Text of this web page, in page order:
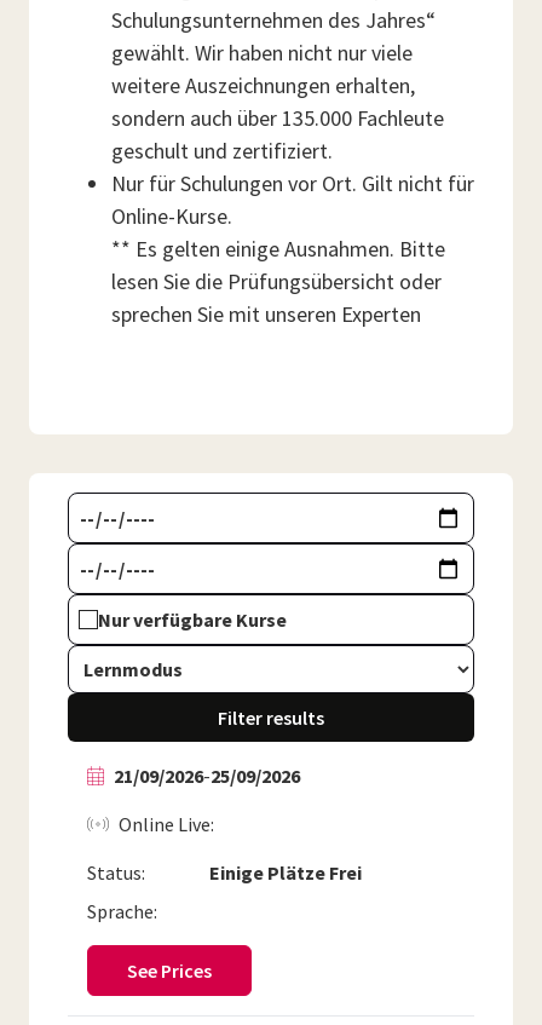
Schulungsunternehmen des Jahres“
gewählt. Wir haben nicht nur viele
weitere Auszeichnungen erhalten,
sondern auch über 135.000 Fachleute
geschult und zertifiziert.
Nur für Schulungen vor Ort. Gilt nicht für
Online-Kurse.
** Es gelten einige Ausnahmen. Bitte
lesen Sie die Prüfungsübersicht oder
sprechen Sie mit unseren Experten
Nur verfügbare Kurse
Filter results
21/09/2026-25/09/2026
Status: Einige Plätze Frei
Online Live
Sprache:
See Prices